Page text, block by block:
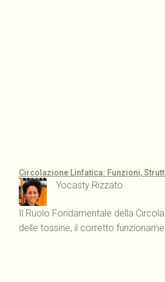
Circolazione Linfatica: Funzioni,
Yocasty Rizzato
Il Ruolo Fondamentale della
delle tossine, il corretto